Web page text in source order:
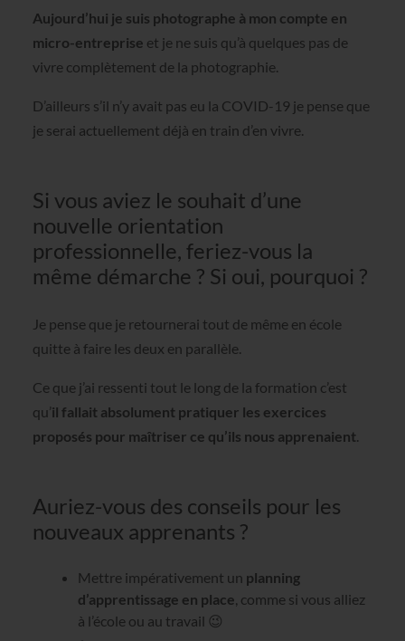
Aujourd’hui je suis photographe à mon compte en
micro-entreprise et je ne suis qu’à quelques pas de
vivre complètement de la photographie.
D’ailleurs s’il n’y avait pas eu la COVID-19 je pense que
je serai actuellement déjà en train d’en vivre.
Si vous aviez le souhait d’une
nouvelle orientation
professionnelle, feriez-vous la
même démarche ? Si oui, pourquoi ?
Je pense que je retournerai tout de même en école
quitte à faire les deux en parallèle.
Ce que j’ai ressenti tout le long de la formation c’est
qu’il fallait absolument pratiquer les exercices
proposés pour maîtriser ce qu’ils nous apprenaient.
Auriez-vous des conseils pour les
nouveaux apprenants ?
Mettre impérativement un planning
d’apprentissage en place, comme si vous alliez
à l’école ou au travail 😉